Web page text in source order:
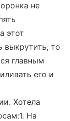
не
этот
выкрутить, то
главным
его и
Хотела
На